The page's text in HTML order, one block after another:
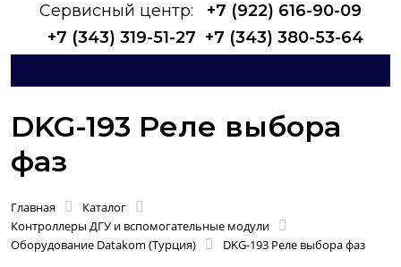
Сервисный центр:
+7 (922) 616-90-09
+7 (343) 319-51-27 +7 (343) 380-53-64
DKG-193 Реле выбора
фаз
Главная
Каталог
Контроллеры ДГУ и вспомогательные модули
Оборудование Datakom (Турция)
DKG-193 Реле выбора фаз